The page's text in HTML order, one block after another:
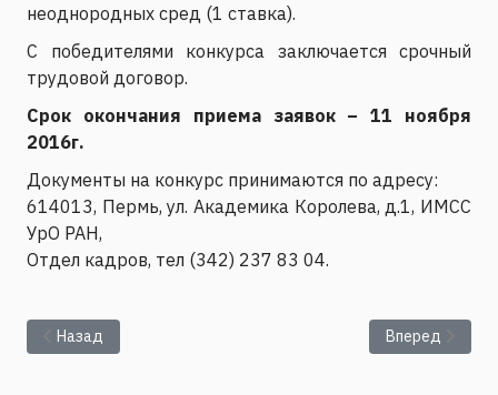
неоднородных сред (1 ставка).
C победителями конкурса заключается срочный
трудовой договор.
Срок окончания приема заявок – 11 ноября
2016г.
Документы на конкурс принимаются по адресу:
614013, Пермь, ул. Академика Королева, д.1, ИМСС
УрО РАН,
Отдел кадров, тел (342) 237 83 04.
Предыдущий: ИМСС УрО РАН объявляет конкурс на
Назад Следующий:
Вперед